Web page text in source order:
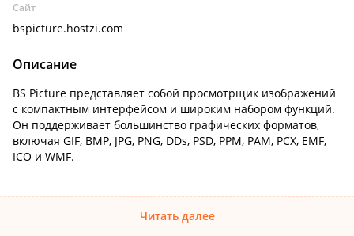
Сайт
bspicture.hostzi.com
Описание
BS Picture представляет собой просмотрщик изображений
с компактным интерфейсом и широким набором функций.
Он поддерживает большинство графических форматов,
включая GIF, BMP, JPG, PNG, DDs, PSD, PPM, PAM, PCX, EMF,
ICO и WMF.
Читать далее